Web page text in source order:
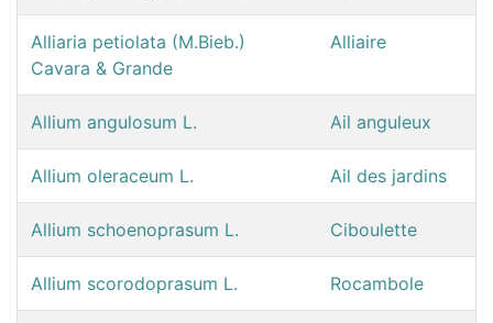
Alliaria petiolata (M.Bieb.)
Cavara & Grande
Alliaire
Allium angulosum L. Ail anguleux
Allium oleraceum L. Ail des jardins
Allium schoenoprasum L. Ciboulette
Allium scorodoprasum L. Rocambole